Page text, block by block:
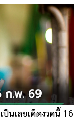
ป็นเลขเด็ดงวดนี้ 16